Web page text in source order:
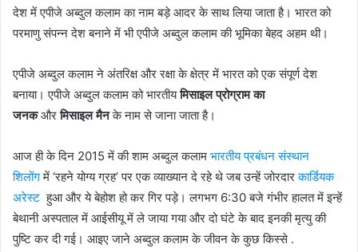
देश में एपीजे अब्दुल कलाम का नाम बड़े आदर के साथ लिया जाता है। भारत को
परमाणु संपन्न देश बनाने में भी एपीजे अब्दुल कलाम की भूमिका बेहद अहम थी।
एपीजे अब्दुल कलाम ने अंतरिक्ष और रक्षा के क्षेत्र में भारत को एक संपूर्ण देश
बनाया। एपीजे अब्दुल कलाम को भारतीयमिसाइल प्रोग्राम का
जनकऔरमिसाइल मैनके नाम से जाना जाता है।
आज ही के दिन 2015 में की शाम अब्दुल कलाम भारतीय प्रबंधन संस्थान
शिलोंगमें ‘रहने योग्य ग्रह’ पर एक व्याख्यान दे रहे थे जब उन्हें जोरदारकार्डियक
अरेस्टहुआ और ये बेहोश हो कर गिर पड़े। लगभग 6:30 बजे गंभीर हालत में इन्हें
बेथानी अस्पताल में आईसीयू में ले जाया गया और दो घंटे के बाद इनकी मृत्यु की
पुष्टि कर दी गई। आइए जाने अब्दुल कलाम के जीवन के कुछ किस्से .